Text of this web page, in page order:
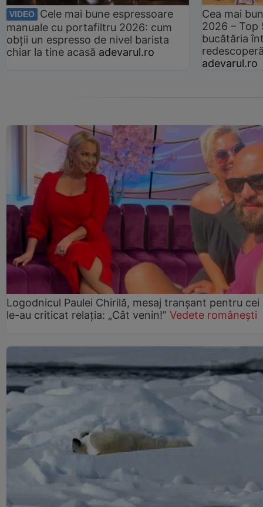
VIDEO
Cele mai bune espressoare
manuale cu portafiltru 2026: cum
obții un espresso de nivel barista
chiar la tine acasă adevarul.ro
Cea mai
2026 –
bucătăria
adevarul.ro
Logodnicul Paulei Chirilă, mesaj tranșant pentru cei
le-au criticat relația: „Cât venin!” Vedete românești